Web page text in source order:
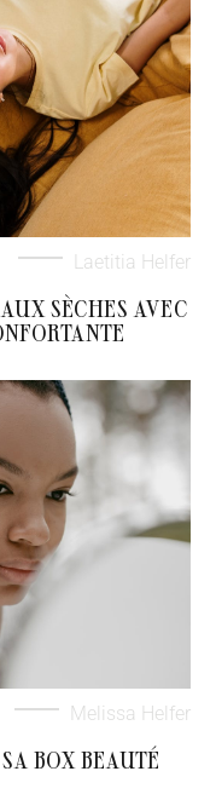
Laetitia Helfer
SÈCHES AVEC
Melissa Helfer
BOX BEAUTÉ